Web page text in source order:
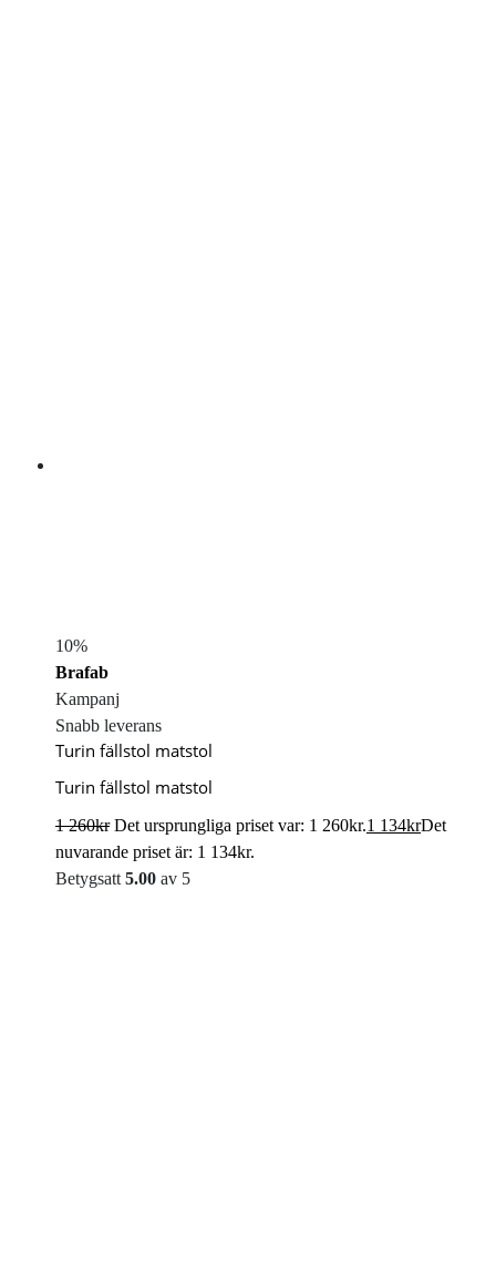
10%
Brafab
Kampanj
Snabb leverans
Turin fällstol matstol
Turin fällstol matstol
1 260kr Det ursprungliga priset var: 1 260kr.1 134krDet
nuvarande priset är: 1 134kr.
Betygsatt 5.00 av 5